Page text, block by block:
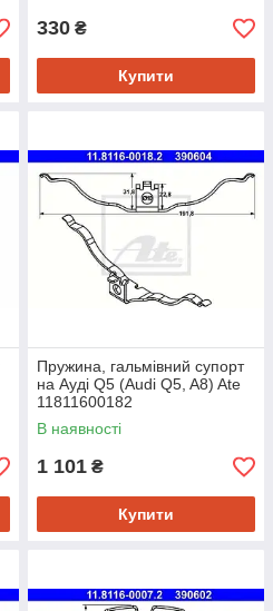
330 ₴
Купити
Пружина, гальмівний супорт
на Ауді Q5 (Audi Q5, A8) Ate
11811600182
В наявності
1 101 ₴
Купити